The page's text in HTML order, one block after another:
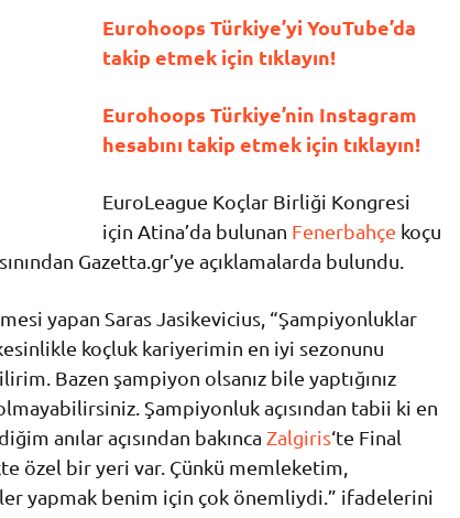
Eurohoops Türkiye’yi YouTube’da
takip etmek için tıklayın!
Eurohoops Türkiye’nin Instagram
hesabını takip etmek için tıklayın!
EuroLeague Koçlar Birliği Kongresi
için Atina’da bulunan Fenerbahçe koçu
Gazetta.gr’ye açıklamalarda bulundu.
yapan Saras Jasikevicius, “Şampiyonluklar
kesinlikle koçluk kariyerimin en iyi sezonunu
Bazen şampiyon olsanız bile yaptığınız
Şampiyonluk açısından tabii ki en
anılar açısından bakınca Zalgiris‘te Final
özel bir yeri var. Çünkü memleketim,
yapmak benim için çok önemliydi.” ifadelerini